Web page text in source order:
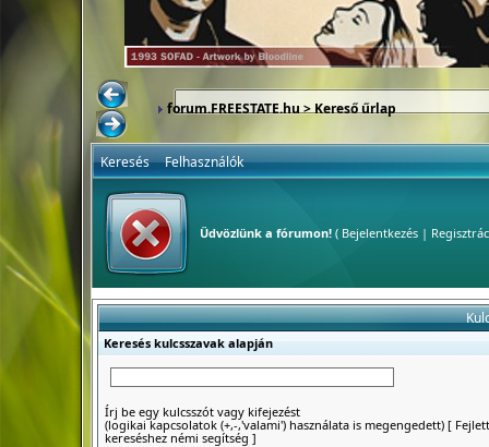
forum.FREESTATE.hu> Kereső űrlap
Keresés Felhasználók
Üdvözlünk a fórumon!( Bejelentkezés|
Keresés kulcsszavak alapján
Írj be egy kulcsszót vagy kifejezést
(logikai kapcsolatok (+,-,'valami') használata is megengedett)[
kereséshez némi segítség ]